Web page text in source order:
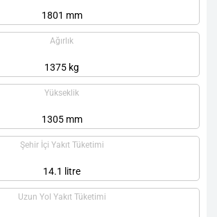
1801 mm
Ağırlık
1375 kg
Yükseklik
1305 mm
Şehir İçi Yakıt Tüketimi
14.1 litre
Uzun Yol Yakıt Tüketimi